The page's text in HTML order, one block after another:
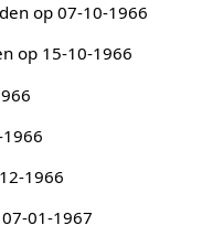
op 07-10-1966
op 15-10-1966
1966
01-1967